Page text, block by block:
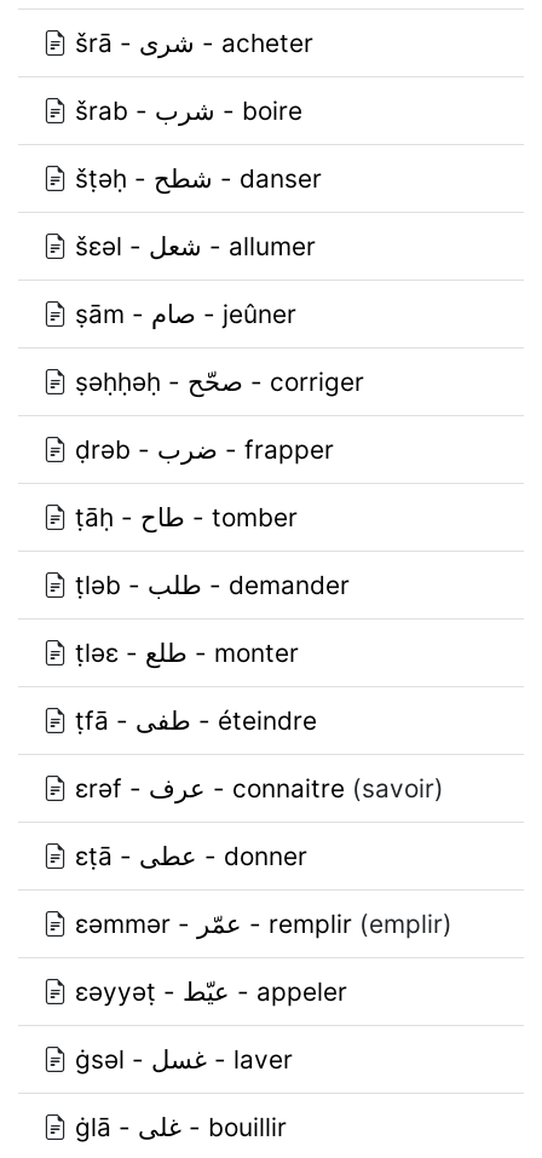
šrā - شرى - acheter
šrab - شرب - boire
šṭǝḥ - شطح - danser
šɛǝl - شعل - allumer
ṣām - صام - jeûner
ṣǝḥḥǝḥ - صحّح - corriger
ḍrǝb - ضرب - frapper
ṭāḥ - طاح - tomber
ṭlǝb - طلب - demander
ṭlǝɛ - طلع - monter
ṭfā - طفى - éteindre
ɛrǝf - عرف - connaitre (savoir)
ɛṭā - عطى - donner
ɛǝmmǝr - عمّر - remplir (emplir)
ɛǝyyǝṭ - عيّط - appeler
ġsǝl - غسل - laver
ġlā - غلى - bouillir